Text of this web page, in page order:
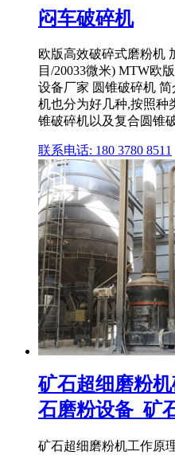
闷车破碎机
欧版高效破碎式磨粉机
目/20033微米) MTW欧
设备厂家 圆锥破碎机
机也分为好几种,按照种
锥破碎机以及复合圆锥
联系电话: 180 3780 8511
矿石超细磨粉
石磨粉设备_矿
矿石超细磨粉机工作原